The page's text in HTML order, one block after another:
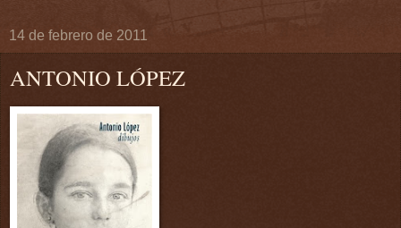
14 de febrero de 2011
ANTONIO LÓPEZ